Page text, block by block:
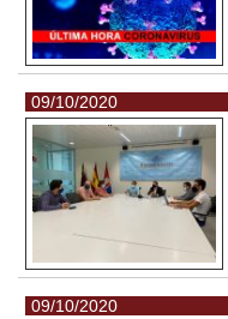
09/10/2020
09/10/2020